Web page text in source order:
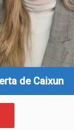
de Caixun